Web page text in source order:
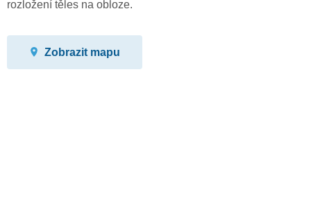
rozložení těles na obloze.
Zobrazit mapu